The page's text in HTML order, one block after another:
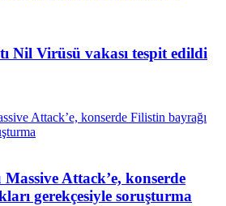
Nil Virüsü vakası tespit edildi
Attack’e, konserde
gerekçesiyle soruşturma